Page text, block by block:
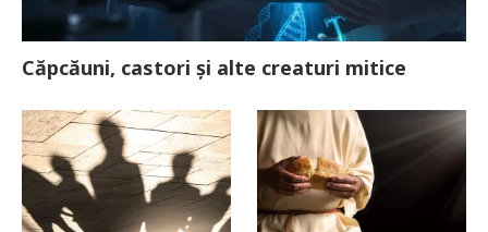
Căpcăuni, castori și alte creaturi mitice